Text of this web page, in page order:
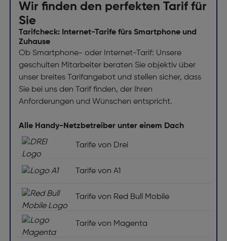
Produktfarbe: Schwarz
Gehäusematerial: Polycarbonat, Kunststoff ,
gehärtetes Glas
Formfaktor: Balken
Internationale Schutzart (IP-Code): IP54
Navigation
Elektronischer Kompass: Ja
Fusswegnavigation: Nein
Multimedia
Unterstützte Audioformate: MP3, M4A, 3GA, AAC,
OGG, OGA, WAV, AMR, AWB, FLAC, MID, MIDI,
Wir finden den perfekten Tarif für
Sie
Tarifcheck: Internet-Tarife fürs Smartphone und
Zuhause
Ob Smartphone- oder Internet-Tarif: Unsere
geschulten Mitarbeiter beraten Sie objektiv über
unser breites Tarifangebot und stellen sicher, dass
Sie bei uns den Tarif finden, der Ihren
Anforderungen und Wünschen entspricht.
Alle Handy-Netzbetreiber unter einem Dach
Tarife von Drei
Tarife von A1
Tarife von Red Bull Mobile
Tarife von Magenta